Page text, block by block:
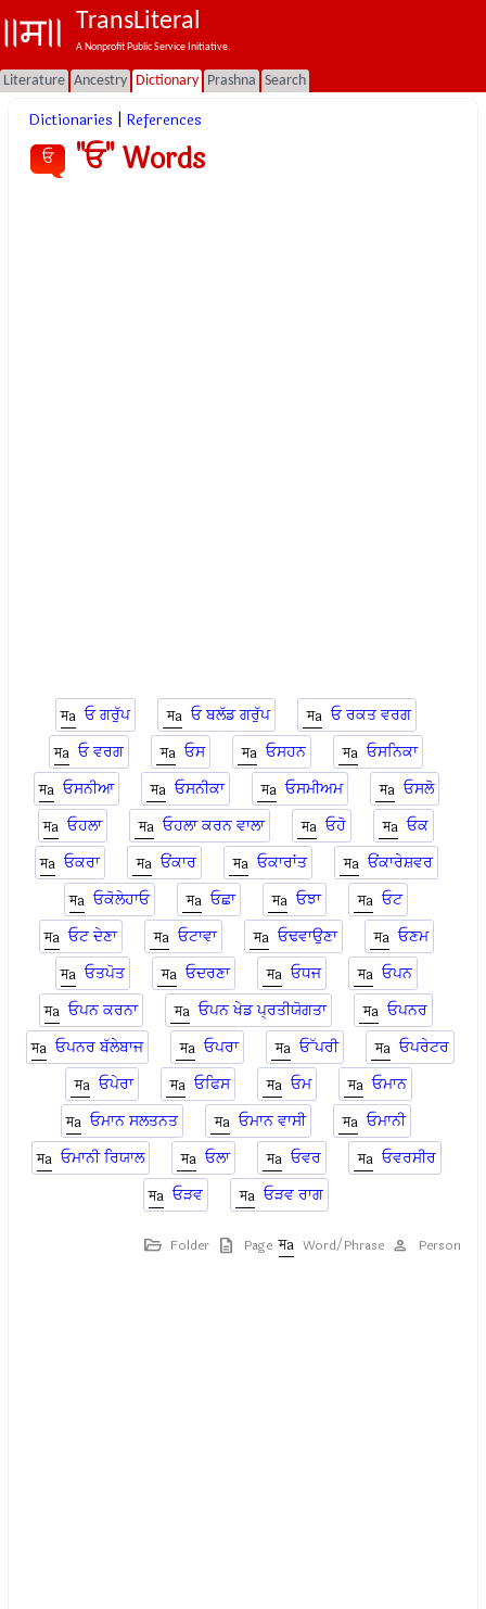
TransLiteral
A Nonprofit Public Service Initiative.
Literature Ancestry Dictionary Prashna Search
Dictionaries References
ਓ "ਓ" Words
ਓ ਗਰੁੱਪ ਓ ਬਲੱਡ ਗਰੁੱਪ
ਓ ਰਕਤ ਵਰਗ
ਓ ਵਰਗ
ਓਸ ਓਸਹਨ
ਓਸਨਿਕਾ
ਓਸਨੀਆ
ਓਸਨੀਕਾ ਓਸਮੀਅਮ
ਓਸਲੋ
ਓਹਲਾ
ਓਹਲਾ ਕਰਨ ਵਾਲਾ ਓਹੋ
ਓਕ
ਓਕਰਾ
ਓਂਕਾਰ ਓਕਾਰਾਂਤ
ਓਂਕਾਰੇਸ਼ਵਰ
ਓਕੋਲੇਹਾਓ
ਓਛਾ ਓਝਾ
ਓਟ
ਓਟ ਦੇਣਾ
ਓਟਾਵਾ ਓਢਵਾਉਣਾ
ਓਣਮ
ਓਤਪੋਤ
ਓਦਰਣਾ ਓਧਜ
ਓਪਨ
ਓਪਨ ਕਰਨਾ
ਓਪਨ ਖੇਡ ਪ੍ਰਤੀਯੋਗਤਾ
ਓਪਨਰ
ਓਪਨਰ ਬੱਲੇਬਾਜ
ਓਪਰਾ ਓੱਪਰੀ
ਓਪਰੇਟਰ
ਓਪੇਰਾ
ਓਫਿਸ ਓਮ
ਓਮਾਨ
ਓਮਾਨ ਸਲਤਨਤ
ਓਮਾਨ ਵਾਸੀ
ਓਮਾਨੀ
ਓਮਾਨੀ ਰਿਯਾਲ
ਓਲਾ ਓਵਰ
ਓਵਰਸੀਰ
ਓੜਵ
ਓੜਵ ਰਾਗ
Folder Page Word/Phrase Person